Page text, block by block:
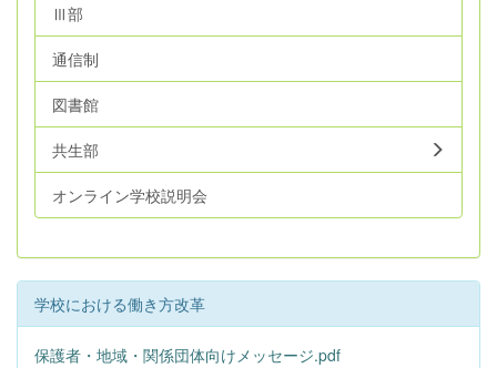
Ⅲ部
通信制
図書館
共生部
オンライン学校説明会
学校における働き方改革
保護者・地域・関係団体向けメッセージ.pdf